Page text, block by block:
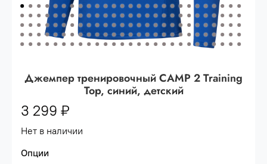
Джемпер тренировочный CAMP 2 Training
Top, синий, детский
3 299 ₽
Нет в наличии
Опции